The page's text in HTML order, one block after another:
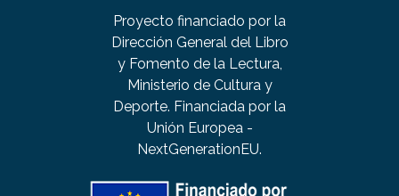
Proyecto financiado por la
Dirección General del Libro
y Fomento de la Lectura,
Ministerio de Cultura y
Deporte. Financiada por la
Unión Europea -
NextGenerationEU.